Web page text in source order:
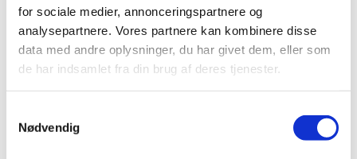
for sociale medier, annonceringspartnere og
analysepartnere. Vores partnere kan kombinere disse
data med andre oplysninger, du har givet dem, eller som
de har indsamlet fra din brug af deres tjenester.
Nødvendig
Der har tidligere været et større lapidarium på
Vrads kirkegård. Dette er i 2017 blevet nedlagt. Der
er fortsat enkelte gamle sten at finde på
se herunder under - Læs mere om
Lapidariet her.